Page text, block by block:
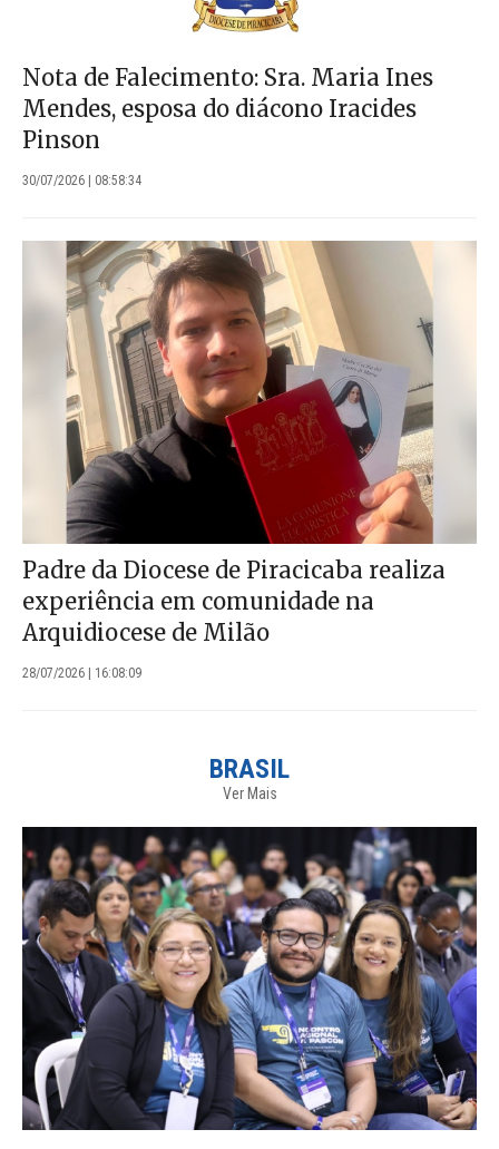
Nota de Falecimento: Sra. Maria Ines
Mendes, esposa do diácono Iracides
Pinson
30/07/2026 | 08:58:34
Padre da Diocese de Piracicaba realiza
experiência em comunidade na
Arquidiocese de Milão
28/07/2026 | 16:08:09
BRASIL
Ver Mais